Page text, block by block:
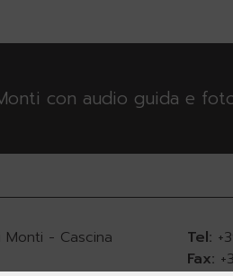
con audio guida e
- Cascina
Tel:
Fax: